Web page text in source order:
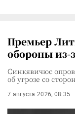
Премьер
обороны из-
Синкявичюс
об угрозе со
7 августа 2026, 08:35